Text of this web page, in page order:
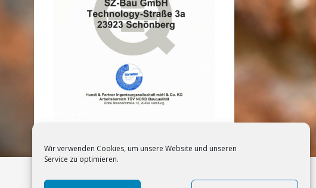
Wir verwenden Cookies, um unsere Website und unseren
Service zu optimieren.